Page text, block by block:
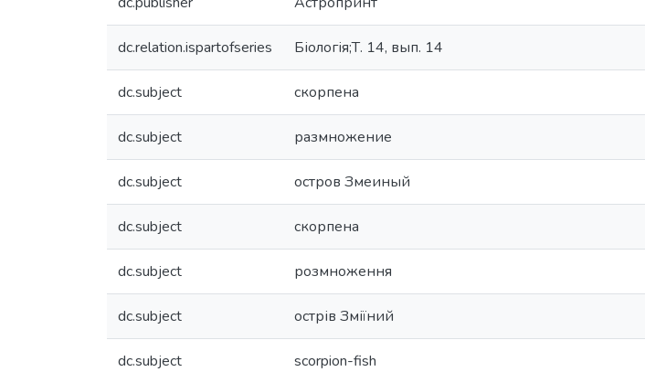
dc.relation.ispartofseries Біологія;Т. 14, вып. 14
dc.subject скорпена
dc.subject размножение
dc.subject остров Змеиный
dc.subject скорпена
dc.subject розмноження
dc.subject острів Зміїний
dc.subject scorpion-fish